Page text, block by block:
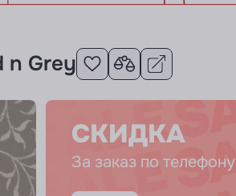
Сопутствующие материалы Циновки
n Grey
СКИДКА
За заказ по телефону